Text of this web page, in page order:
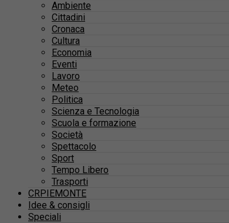
Ambiente
Cittadini
Cronaca
Cultura
Economia
Eventi
Lavoro
Meteo
Politica
Scienza e Tecnologia
Scuola e formazione
Società
Spettacolo
Sport
Tempo Libero
Trasporti
CRPIEMONTE
Idee & consigli
Speciali